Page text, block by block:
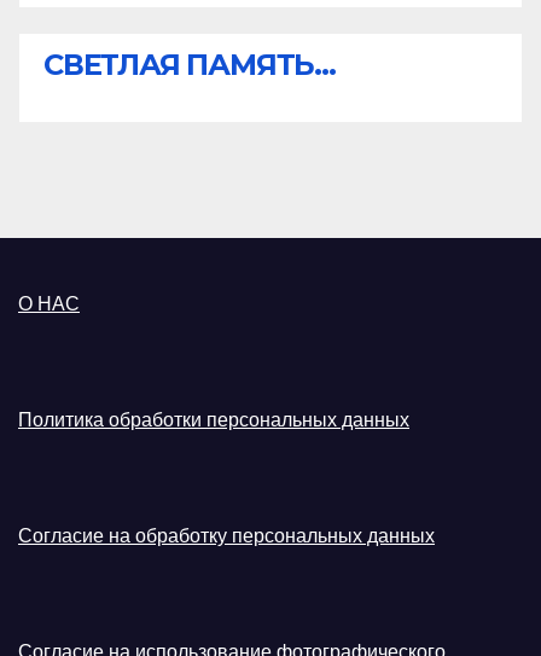
СВЕТЛАЯ ПАМЯТЬ...
О НАС
Политика обработки персональных данных
Согласие на обработку персональных данных